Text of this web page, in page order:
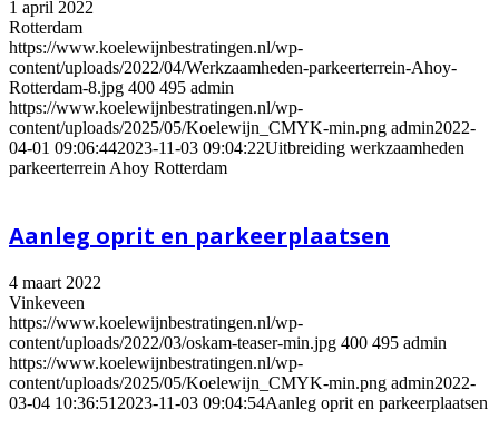
1 april 2022
Rotterdam
https://www.koelewijnbestratingen.nl/wp-
content/uploads/2022/04/Werkzaamheden-parkeerterrein-Ahoy-
Rotterdam-8.jpg 400 495 admin
https://www.koelewijnbestratingen.nl/wp-
content/uploads/2025/05/Koelewijn_CMYK-min.png admin2022-
04-01 09:06:442023-11-03 09:04:22Uitbreiding werkzaamheden
parkeerterrein Ahoy Rotterdam
Aanleg oprit en parkeerplaatsen
4 maart 2022
Vinkeveen
https://www.koelewijnbestratingen.nl/wp-
content/uploads/2022/03/oskam-teaser-min.jpg 400 495 admin
https://www.koelewijnbestratingen.nl/wp-
content/uploads/2025/05/Koelewijn_CMYK-min.png admin2022-
03-04 10:36:51 2023-11-03 09:04:54Aanleg oprit en parkeerplaatsen